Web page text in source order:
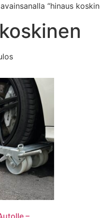
“hinaus